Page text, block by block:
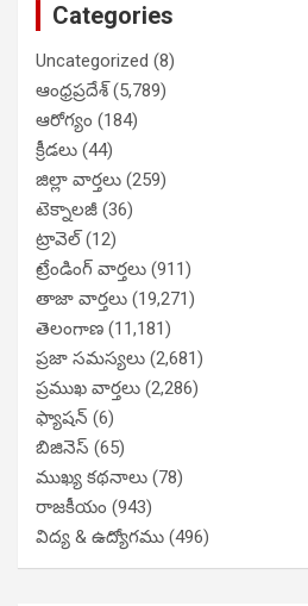
Categories
Uncategorized (8)
ఆంధ్రప్రదేశ్(5,789)
ఆరోగ్యం (184)
క్రీడలు (44)
జిల్లా వార్తలు (259)
టెక్నాలజీ (36)
ట్రావెల్(12)
ట్రేండింగ్ వార్తలు (911)
తాజా వార్తలు (19,271)
తెలంగాణ (11,181)
ప్రజా సమస్యలు (2,681)
ప్రముఖ వార్తలు (2,286)
ఫ్యాషన్ (6)
బిజినెస్ (65)
ముఖ్య కథనాలు (78)
రాజకీయం (943)
విద్య & ఉద్యోగము (496)